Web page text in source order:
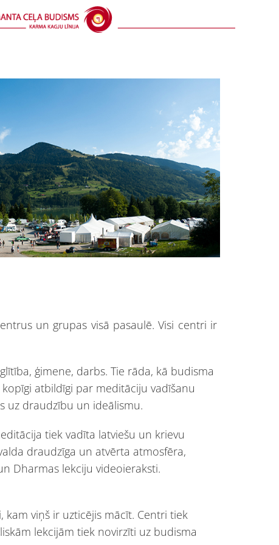
un grupas visā pasaulē. Visi centri ir
ģimene, darbs. Tie rāda, kā budisma
atbildīgi par meditāciju vadīšanu
uz draudzību un ideālismu.
tiek vadīta latviešu un krievu
draudzīga un atvērta atmosfēra,
Dharmas lekciju videoieraksti.
kam viņš ir uzticējis mācīt. Centri tiek
lekcijām tiek novirzīti uz budisma